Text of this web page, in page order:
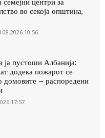
центри за
во секоја општина,
10:56
ја пустоши Албанија:
додека пожарот се
домовите – распоредени
17:57